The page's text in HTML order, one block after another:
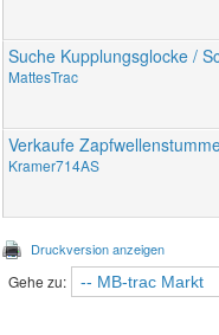
Suche Kupplungsglocke /
MattesTrac
Verkaufe
Kramer714AS
Druckversion anzeigen
Gehe zu: